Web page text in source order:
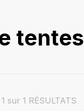
tentes
sur 1 RÉSULTATS